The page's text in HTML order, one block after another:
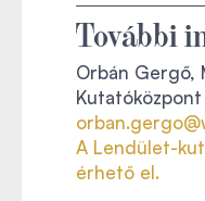
További
Orbán Gergő,
Kutatóközpont
A Lendület-
érhető el.